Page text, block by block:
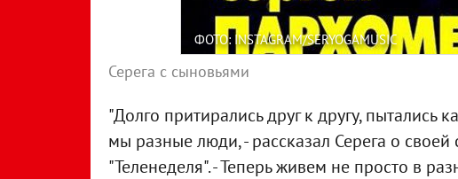
ФОТО: INSTAGRAM/SERYOGAMUSIC
Серега с сыновьями
"Долго притирались друг к другу, пытались
мы разные люди, - рассказал Серега о
"Теленеделя". - Теперь живем не просто в